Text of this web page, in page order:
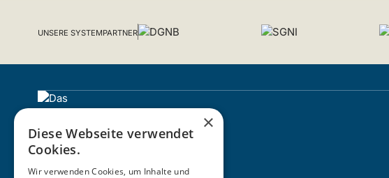
UNSERE SYSTEMPARTNER
×
Diese Webseite verwendet
Cookies.
Wir verwenden Cookies, um Inhalte und